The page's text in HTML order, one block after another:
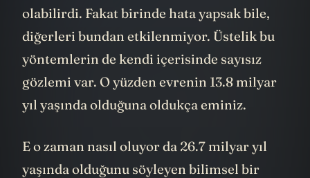
olabilirdi. Fakat birinde hata yapsak bile,
diğerleri bundan etkilenmiyor. Üstelik bu
yöntemlerin de kendi içerisinde sayısız
gözlemi var. O yüzden evrenin 13.8 milyar
yıl yaşında olduğuna oldukça eminiz.
E o zaman nasıl oluyor da 26.7 milyar yıl
yaşında olduğunu söyleyen bilimsel bir